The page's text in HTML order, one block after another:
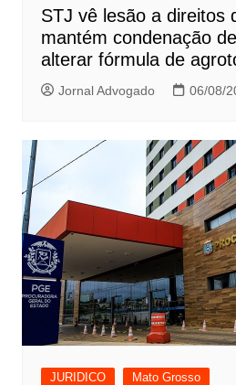
STJ vê lesão a direitos
mantém condenação
alterar fórmula de
Jornal Advogado 06/08/
JURIDICO Mato Grosso